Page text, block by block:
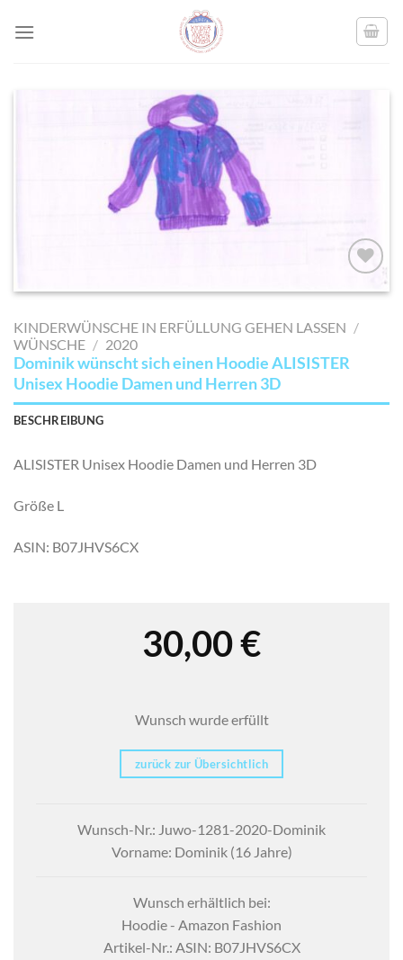
AUF MEINE
SETZEN
KINDERWÜNSCHE IN ERFÜLLUNG GEHEN LASSEN /
WÜNSCHE / 2020
Dominik wünscht sich einen Hoodie ALISISTER
Unisex Hoodie Damen und Herren 3D
BESCHREIBUNG
ALISISTER Unisex Hoodie Damen und Herren 3D
Größe L
ASIN: B07JHVS6CX
30,00€
Wunsch wurde erfüllt
zurück zur Übersichtlich
Wunsch-Nr.: Juwo-1281-2020-Dominik
Vorname: Dominik (16 Jahre)
Wunsch erhältlich bei:
Hoodie - Amazon Fashion
Artikel-Nr.: ASIN: B07JHVS6CX